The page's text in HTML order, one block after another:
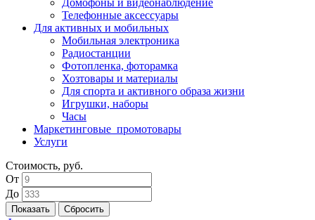
Телефонные аксессуары
Для активных и мобильных
Мобильная электроника
Радиостанции
Фотопленка, фоторамка
Хозтовары и материалы
Для спорта и активного образа жизни
Игрушки, наборы
Часы
Маркетинговые_промотовары
Услуги
Стоимость, руб.
От
До